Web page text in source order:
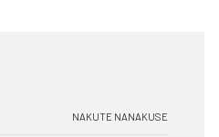
NAKUTE NANAKUSE